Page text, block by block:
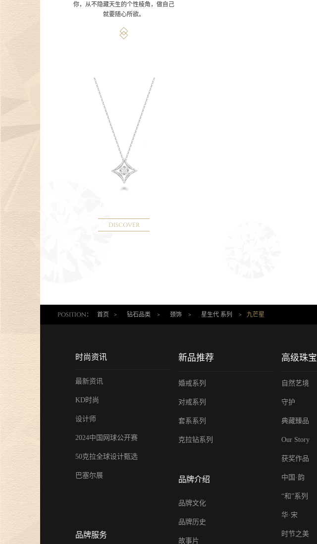
你，从不隐藏天生的个性棱角，做自己
就要随心所欲。
DISCOVER
POSITION： 首页 > 钻石品类 > 颈饰 > 星生代 系列 > 九芒星
时尚资讯
最新资讯
KD时尚
设计师
2024中国网球公开赛
50克拉全球设计甄选
巴塞尔展
品牌服务
新品推荐
婚戒系列
对戒系列
套系系列
克拉钻系列
品牌介绍
品牌文化
品牌历史
故事片
高级珠宝
自然艺境
守护
典藏臻品
Our Story
获奖作品
中国·韵
“和”系列
华·宋
时节之美